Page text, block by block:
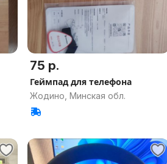
75 р.
Геймпад для телефона
Жодино, Минская обл.